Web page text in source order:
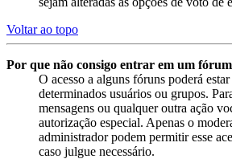
Voltar ao topo
Por que não consigo entrar em um
O acesso a alguns fóruns poderá
determinados usuários ou grupos.
mensagens ou qualquer outra ação
autorização especial. Apenas o
administrador podem permitir esse
caso julgue necessário.